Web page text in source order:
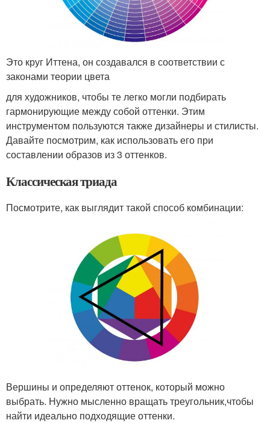
Это круг Иттена, он создавался в соответствии с
законами теории цвета
для художников, чтобы те легко могли подбирать
гармонирующие между собой оттенки. Этим
инструментом пользуются также дизайнеры и стилисты.
Давайте посмотрим, как использовать его при
составлении образов из 3 оттенков.
Классическая триада
Посмотрите, как выглядит такой способ комбинации:
Вершины и определяют оттенок, который можно
выбрать. Нужно мысленно вращать треугольник,чтобы
найти идеально подходящие оттенки.